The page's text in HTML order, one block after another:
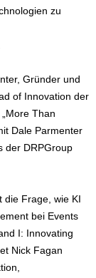
zu
Gründer und
of Innovation der
Than
Dale Parmenter
der DRPGroup
die Frage, wie KI
bei Events
I: Innovating
Nick Fagan